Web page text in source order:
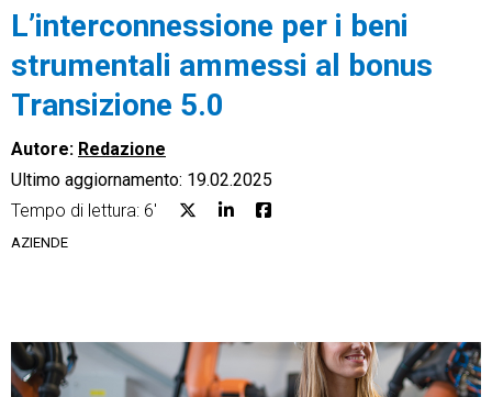
Ecommerce
Financial Solutions
L’interconnessione per i beni
strumentali ammessi al bonus
Transizione 5.0
Autore: Redazione
Ultimo aggiornamento: 19.02.2025
Tempo di lettura: 6'
AZIENDE